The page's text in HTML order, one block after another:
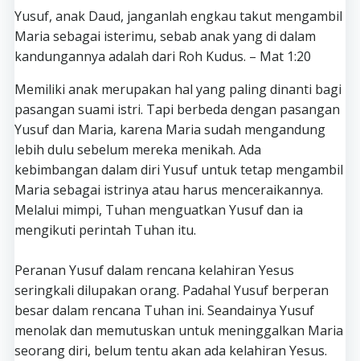
Yusuf, anak Daud, janganlah engkau takut mengambil
Maria sebagai isterimu, sebab anak yang di dalam
kandungannya adalah dari Roh Kudus. – Mat 1:20‎
Memiliki anak merupakan hal yang paling dinanti bagi
pasangan suami istri. Tapi berbeda dengan pasangan
Yusuf dan Maria, karena Maria sudah mengandung
lebih dulu sebelum mereka menikah. Ada
kebimbangan dalam diri Yusuf untuk tetap mengambil
Maria sebagai istrinya atau harus menceraikannya.
Melalui mimpi, Tuhan menguatkan Yusuf dan ia
mengikuti perintah Tuhan itu.
Peranan Yusuf dalam rencana kelahiran Yesus
seringkali dilupakan orang. Padahal Yusuf berperan
besar dalam rencana Tuhan ini. Seandainya Yusuf
menolak dan memutuskan untuk meninggalkan Maria
seorang diri, belum tentu akan ada kelahiran Yesus.